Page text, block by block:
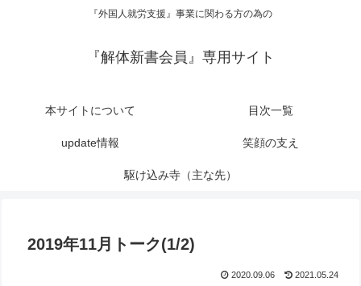
『外国人就労支援』事業に関わる方の為の
『解体新書会員』専用サイト
本サイトについて 目次一覧
update情報 笑顔の支え
駆け込み寺（主な先）
2019年11月トーク(1/2)
2020.09.06 2021.05.24